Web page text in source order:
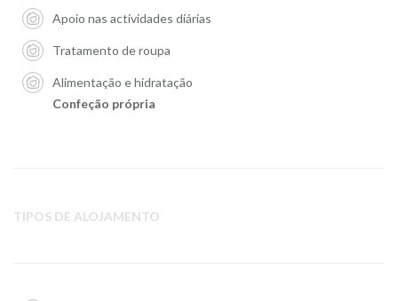
Apoio nas actividades diárias
Tratamento de roupa
Alimentação e hidratação
Confeção própria
TIPOS DE ALOJAMENTO